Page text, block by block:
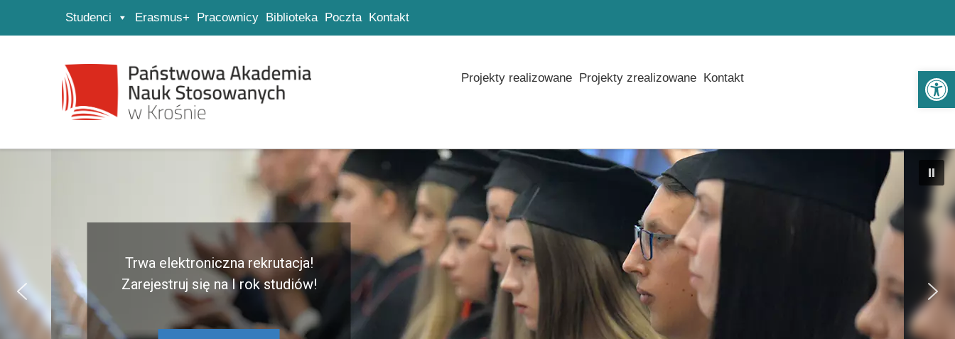
Strona główna
Przejdź do wyszukiwarki
Przejdź do menu głównego
Studenci Erasmus+ Pracownicy Biblioteka Poczta Kontakt
Projekty realizowane Projekty zrealizowane Kontakt
Trwa elektroniczna rekrutacja!
Zarejestruj się na I rok studiów!